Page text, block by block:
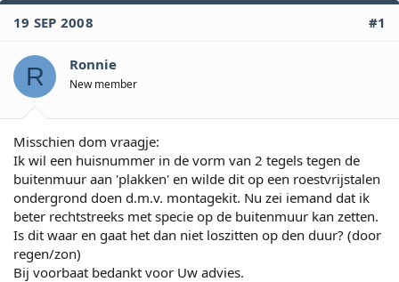
d
e
w
e
r
t
t
e
r
a
r
a
t
m
19 SEP 2008 #1
R Ronnie
New member
Misschien dom vraagje:
Ik wil een huisnummer in de vorm van 2 tegels tegen de
buitenmuur aan 'plakken' en wilde dit op een roestvrijstalen
ondergrond doen d.m.v. montagekit. Nu zei iemand dat ik
beter rechtstreeks met specie op de buitenmuur kan zetten.
Is dit waar en gaat het dan niet loszitten op den duur? (door
regen/zon)
Bij voorbaat bedankt voor Uw advies.